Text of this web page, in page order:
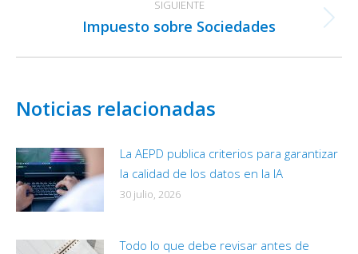
SIGUIENTE
Publicación
Impuesto sobre Sociedades
Noticias relacionadas
La AEPD publica criterios para garantizar
la calidad de los datos en la IA
30 julio, 2026
Todo lo que debe revisar antes de